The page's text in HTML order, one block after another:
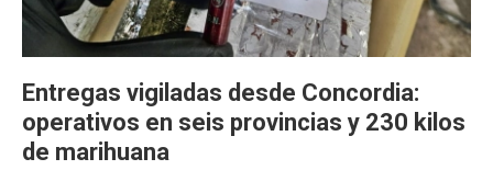
Entregas vigiladas desde Concordia:
operativos en seis provincias y 230 kilos
de marihuana